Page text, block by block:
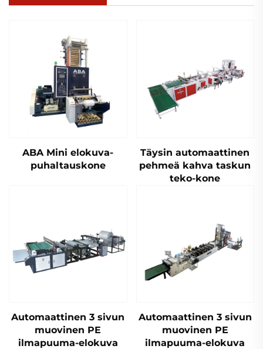
ABA Mini elokuva-
puhaltauskone
Täysin automaattinen
pehmeä kahva taskun
teko-kone
Automaattinen 3 sivun
muovinen PE
ilmapuuma-elokuva
Automaattinen 3 sivun
muovinen PE
ilmapuuma-elokuva